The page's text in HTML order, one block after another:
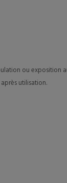
ou exposition
utilisation.